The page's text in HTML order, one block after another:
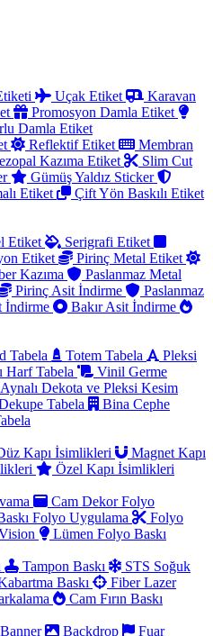
Uçak Etiket
Karavan
Promosyon Damla Etiket
Damla Etiket
Reflektif Etiket
Membran
Kazıma Etiket
Slim Cut
Gümüş Yaldız Sticker
Etiket
Çift Yön Baskılı Etiket
Etiket
Serigrafi Etiket
Etiket
Pirinç Metal Etiket
Kazıma
Paslanmaz Metal
Pirinç Asit İndirme
Paslanmaz
İndirme
Bakır Asit İndirme
Tabela Totem Tabela
Pleksi
Tabela
Vinil Germe
Aynalı Dekota ve Pleksi Kesim
Tabela
Bina Cephe
Kapı İsimlikleri
Magnet Kapı
Özel Kapı İsimlikleri
Cam Dekor Folyo
Folyo Uygulama
Folyo
Lümen Folyo Baskı
Tampon Baskı
STS Soğuk
Baskı
Fiber Lazer
Cam Fırın Baskı
Backdrop
Fuar